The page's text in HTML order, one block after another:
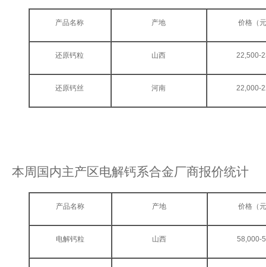
产品名称 产地 价格（
还原钙粒 山西 22,500-
还原钙丝 河南 22,000-
本周国内主产区电解钙系合金厂商报价统计
产品名称 产地 价格（
电解钙粒 山西 58,000-